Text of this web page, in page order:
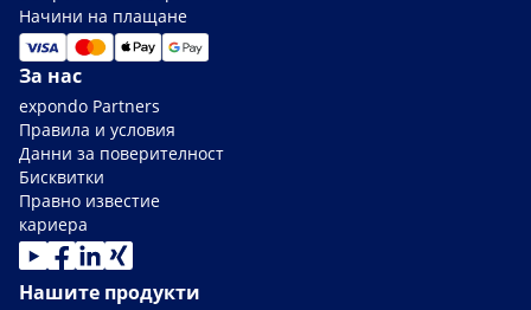
Начини на плащане
За нас
expondo Partners
Правила и условия
Данни за поверителност
Бисквитки
Правно известие
кариера
Нашите продукти